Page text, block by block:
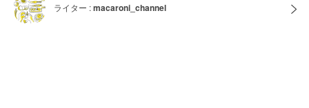
ライター :macaroni_channel